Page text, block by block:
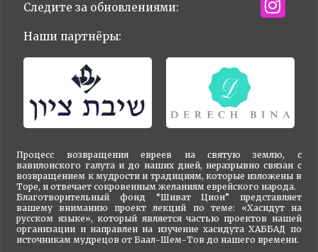
Процесс возвращения евреев на святую землю, с
вавилонского галута и до наших дней, неразрывно связан с
возвращением к мудрости и традициям, которые изложены в
Торе, и отвечает сокровенным желаниям еврейского народа.
Благотворительный фонд “Шиват Цион” представляет
вашему вниманию проект лекций по теме: «Хасидут на
русском языке», который является частью проектов нашей
организации и направлен на изучение хасидута ХАББАД по
источникам мудрецов от Баал-Шем-Тов до нашего времени.
Следите за обновлениями:
Наши партнёры: